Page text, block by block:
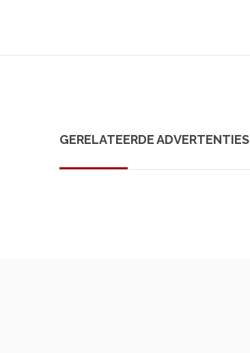
GERELATEERDE ADVERTENTIES